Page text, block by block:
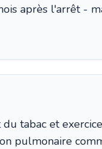
après l'arrêt -
tabac et
pulmonaire